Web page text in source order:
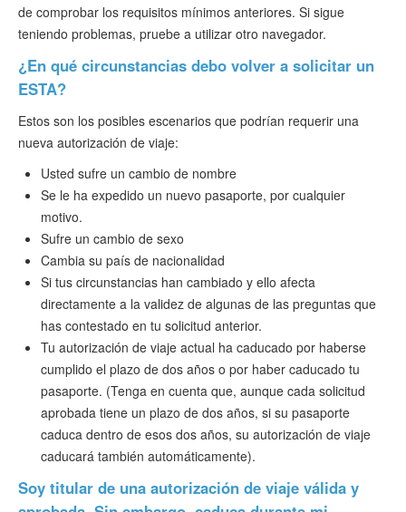
de comprobar los requisitos mínimos anteriores. Si sigue
teniendo problemas, pruebe a utilizar otro navegador.
¿En qué circunstancias debo volver a solicitar un
ESTA?
Estos son los posibles escenarios que podrían requerir una
nueva autorización de viaje:
Usted sufre un cambio de nombre
Se le ha expedido un nuevo pasaporte, por cualquier
motivo.
Sufre un cambio de sexo
Cambia su país de nacionalidad
Si tus circunstancias han cambiado y ello afecta
directamente a la validez de algunas de las preguntas que
has contestado en tu solicitud anterior.
Tu autorización de viaje actual ha caducado por haberse
cumplido el plazo de dos años o por haber caducado tu
pasaporte. (Tenga en cuenta que, aunque cada solicitud
aprobada tiene un plazo de dos años, si su pasaporte
caduca dentro de esos dos años, su autorización de viaje
caducará también automáticamente).
Soy titular de una autorización de viaje válida y